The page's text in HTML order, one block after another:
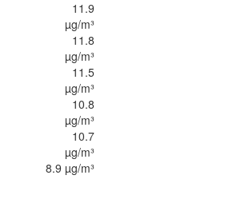
11.9
µg/m³
11.8
µg/m³
11.5
µg/m³
10.8
µg/m³
10.7
µg/m³
8.9 µg/m³